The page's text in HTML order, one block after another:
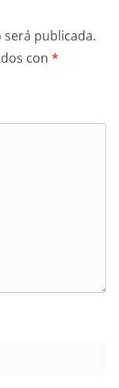
publicada.
con *